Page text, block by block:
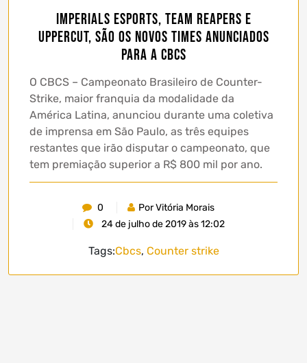
Imperials eSports, Team Reapers e
Uppercut, são os novos times anunciados
para a CBCS
O CBCS – Campeonato Brasileiro de Counter-
Strike, maior franquia da modalidade da
América Latina, anunciou durante uma coletiva
de imprensa em São Paulo, as três equipes
restantes que irão disputar o campeonato, que
tem premiação superior a R$ 800 mil por ano.
0
Por Vitória Morais
24 de julho de 2019 às 12:02
Tags:Cbcs, Counter strike